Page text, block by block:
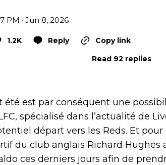
PM · Jun 8, 2026
1.2K Reply
Copy link
Read 92 replies
été est par conséquent une
spécialisé dans l’actualité de
départ vers les Reds. Et pour
du club anglais Richard Hughes
ces derniers jours afin de